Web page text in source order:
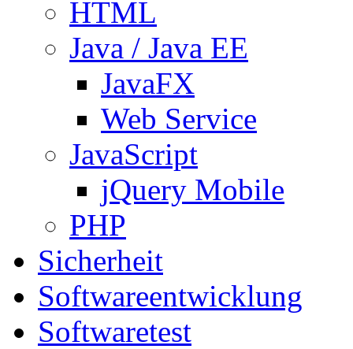
HTML
Java / Java EE
JavaFX
Web Service
JavaScript
jQuery Mobile
PHP
Sicherheit
Softwareentwicklung
Softwaretest